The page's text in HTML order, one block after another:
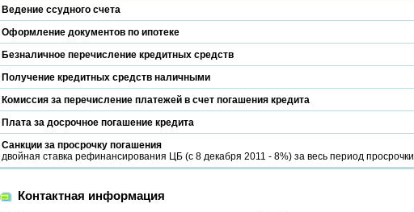
Ведение ссудного счета
Оформление документов по ипотеке
Безналичное перечисление кредитных средств
Получение кредитных средств наличными
Комиссия за перечисление платежей в счет погашения кредита
Плата за досрочное погашение кредита
Санкции за просрочку погашения
двойная ставка рефинансирования ЦБ (с 8 декабря 2011 - 8%) за весь период просрочки
Контактная информация